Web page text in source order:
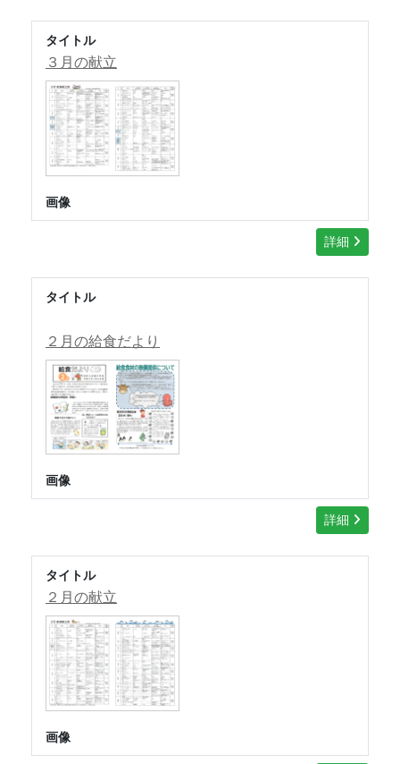
タイトル
３月の献立
画像
詳細
タイトル
２月の給食だより
画像
詳細
タイトル
２月の献立
画像